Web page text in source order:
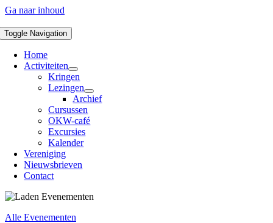
Ga naar inhoud
Toggle Navigation
Home
Activiteiten
Kringen
Lezingen
Archief
Cursussen
OKW-café
Excursies
Kalender
Vereniging
Nieuwsbrieven
Contact
Alle Evenementen